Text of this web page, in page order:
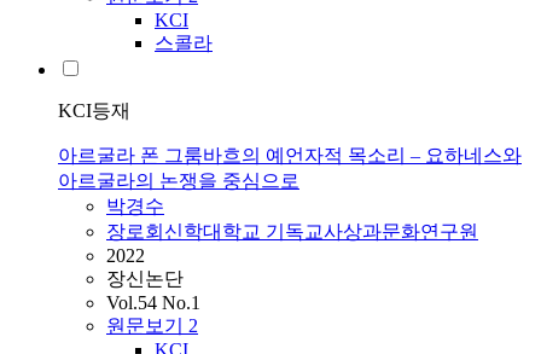
KCI
스콜라
KCI등재
아르굴라 폰 그룸바흐의 예언자적 목소리 – 요하네스와
아르굴라의 논쟁을 중심으로
박경수
장로회신학대학교 기독교사상과문화연구원
2022
장신논단
Vol.54 No.1
원문보기 2